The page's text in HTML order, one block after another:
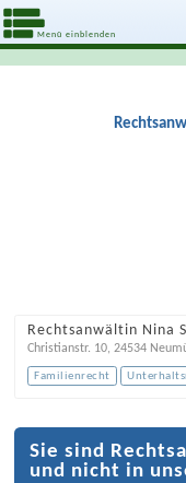
Menü einblenden
Rechtsanwältin Nina
Christianstr. 10, 24534
Familienrecht
Sie sind
und nicht in